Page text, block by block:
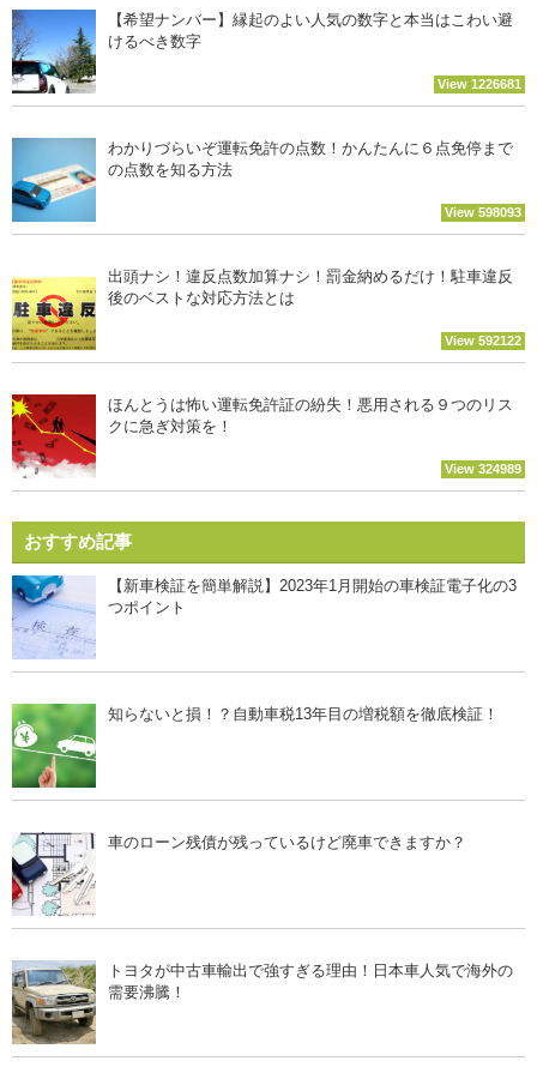
【希望ナンバー】縁起のよい人気の数字と本当はこわい避
けるべき数字
View 1226681
わかりづらいぞ運転免許の点数！かんたんに６点免停まで
の点数を知る方法
View 598093
出頭ナシ！違反点数加算ナシ！罰金納めるだけ！駐車違反
後のベストな対応方法とは
View 592122
ほんとうは怖い運転免許証の紛失！悪用される９つのリス
クに急ぎ対策を！
View 324989
おすすめ記事
【新車検証を簡単解説】2023年1月開始の車検証電子化の3
つポイント
知らないと損！？自動車税13年目の増税額を徹底検証！
車のローン残債が残っているけど廃車できますか？
トヨタが中古車輸出で強すぎる理由！日本車人気で海外の
需要沸騰！